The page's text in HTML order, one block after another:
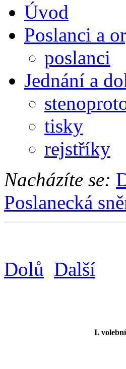
Úvod
Poslanci a
poslanci
Jednání a
tisky
rejstříky
Nacházíte se:
Poslanecká
Dolů Další
I.